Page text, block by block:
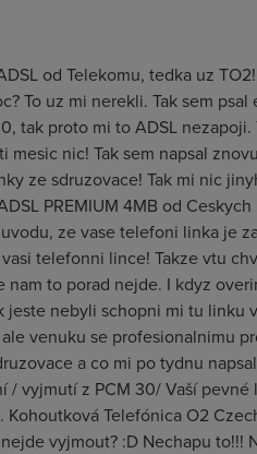
od Telekomu, tedka uz
To uz mi nerekli. Tak sem
tak proto mi to ADSL
nic! Tak sem napsal
ze sdruzovace! Tak mi nic
PREMIUM 4MB od
ze vase telefoni linka je
telefonni lince! Takze vtu
nam to porad nejde. I kdyz
nebyli schopni mi tu linku
venuku se profesionalnimu
a co mi po tydnu
/ vyjmutí z PCM 30/ Vaší
Telefónica O2
vyjmout? :D Nechapu to!!!